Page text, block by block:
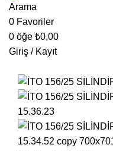
Arama
0 Favoriler
0 öğe ₺0,00
Giriş / Kayıt